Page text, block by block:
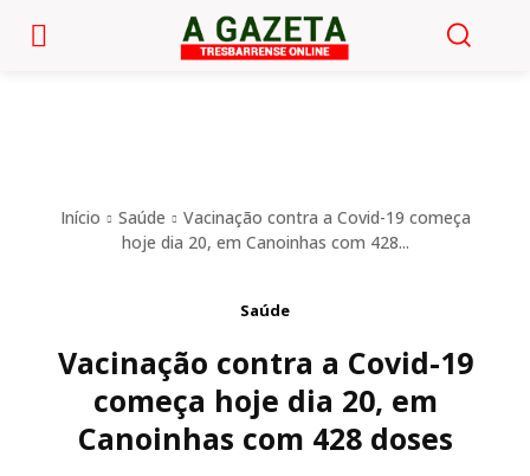
Início Saúde
Vacinação contra a Covid-19 começa
hoje dia 20, em Canoinhas com 428...
Saúde
Vacinação contra a Covid-19
começa hoje dia 20, em
Canoinhas com 428 doses